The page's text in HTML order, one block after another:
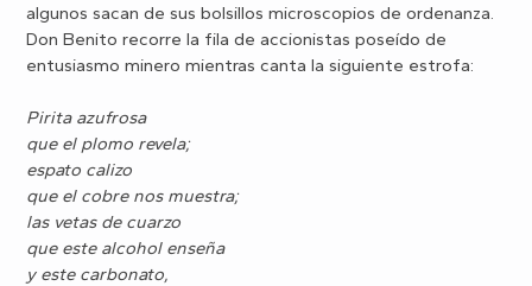
algunos sacan de sus bolsillos microscopios de ordenanza.
Don Benito recorre la fila de accionistas poseído de
entusiasmo minero mientras canta la siguiente estrofa:
Pirita azufrosa
que el plomo revela;
espato calizo
que el cobre nos muestra;
las vetas de cuarzo
que este alcohol enseña
y este carbonato,